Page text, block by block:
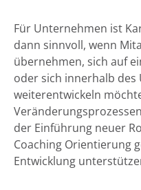
Für Unternehmen ist
dann sinnvoll, wenn
übernehmen, sich auf
oder sich innerhalb des
weiterentwickeln
der Einführung neuer
Coaching Orientierung
Entwicklung